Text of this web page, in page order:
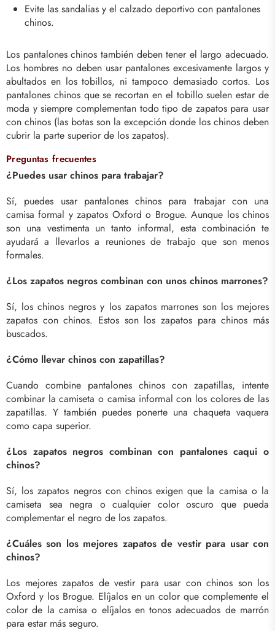
Evite las sandalias y el calzado deportivo con pantalones
chinos.
Los pantalones chinos también deben tener el largo adecuado.
Los hombres no deben usar pantalones excesivamente largos y
abultados en los tobillos, ni tampoco demasiado cortos. Los
pantalones chinos que se recortan en el tobillo suelen estar de
moda y siempre complementan todo tipo de zapatos para usar
con chinos (las botas son la excepción donde los chinos deben
cubrir la parte superior de los zapatos).
Preguntas frecuentes
¿Puedes usar chinos para trabajar?
Sí, puedes usar pantalones chinos para trabajar con una
camisa formal y zapatos Oxford o Brogue. Aunque los chinos
son una vestimenta un tanto informal, esta combinación te
ayudará a llevarlos a reuniones de trabajo que son menos
formales.
¿Los zapatos negros combinan con unos chinos marrones?
Sí, los chinos negros y los zapatos marrones son los mejores
zapatos con chinos. Estos son los zapatos para chinos más
buscados.
¿Cómo llevar chinos con zapatillas?
Cuando combine pantalones chinos con zapatillas, intente
combinar la camiseta o camisa informal con los colores de las
zapatillas. Y también puedes ponerte una chaqueta vaquera
como capa superior.
¿Los zapatos negros combinan con pantalones caqui o
chinos?
Sí, los zapatos negros con chinos exigen que la camisa o la
camiseta sea negra o cualquier color oscuro que pueda
complementar el negro de los zapatos.
¿Cuáles son los mejores zapatos de vestir para usar con
chinos?
Los mejores zapatos de vestir para usar con chinos son los
Oxford y los Brogue. Elíjalos en un color que complemente el
color de la camisa o elíjalos en tonos adecuados de marrón
para estar más seguro.